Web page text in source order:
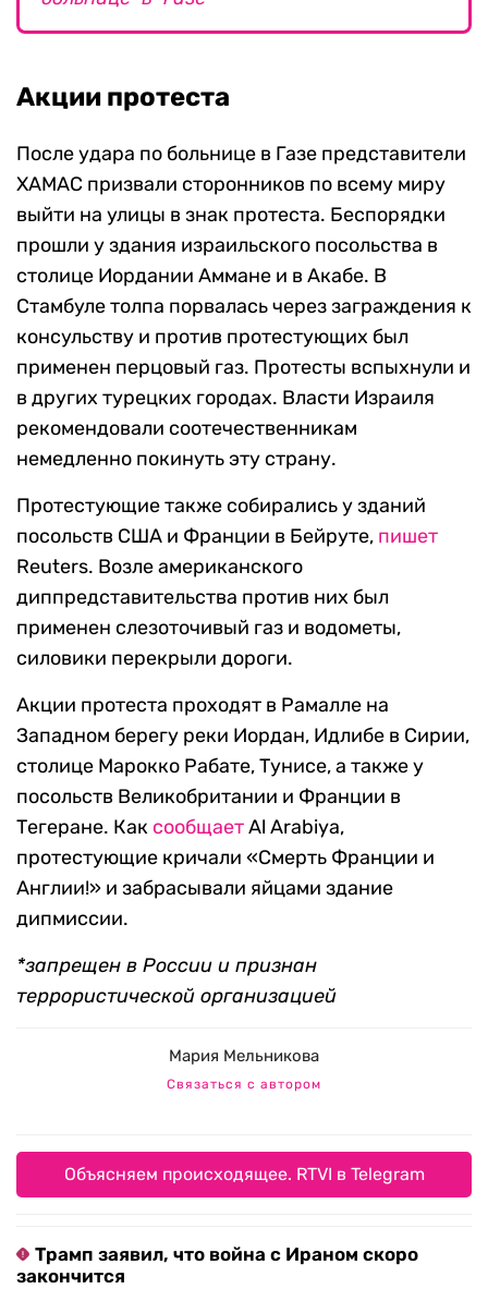
Акции протеста
После удара по больнице в Газе представители
ХАМАС призвали сторонников по всему миру
выйти на улицы в знак протеста. Беспорядки
прошли у здания израильского посольства в
столице Иордании Аммане и в Акабе. В
Стамбуле толпа порвалась через заграждения к
консульству и против протестующих был
применен перцовый газ. Протесты вспыхнули и
в других турецких городах. Власти Израиля
рекомендовали соотечественникам
немедленно покинуть эту страну.
Протестующие также собирались у зданий
посольств США и Франции в Бейруте, пишет
Reuters. Возле американского
диппредставительства против них был
применен слезоточивый газ и водометы,
силовики перекрыли дороги.
Акции протеста проходят в Рамалле на
Западном берегу реки Иордан, Идлибе в Сирии,
столице Марокко Рабате, Тунисе, а также у
посольств Великобритании и Франции в
Тегеране. Как сообщаетAl Arabiya,
протестующие кричали «Смерть Франции и
Англии!» и забрасывали яйцами здание
дипмиссии.
*запрещен в России и признан
террористической организацией
Мария Мельникова
Связаться с автором
Объясняем происходящее. RTVI в Telegram
Трамп заявил, что война с Ираном скоро
закончится